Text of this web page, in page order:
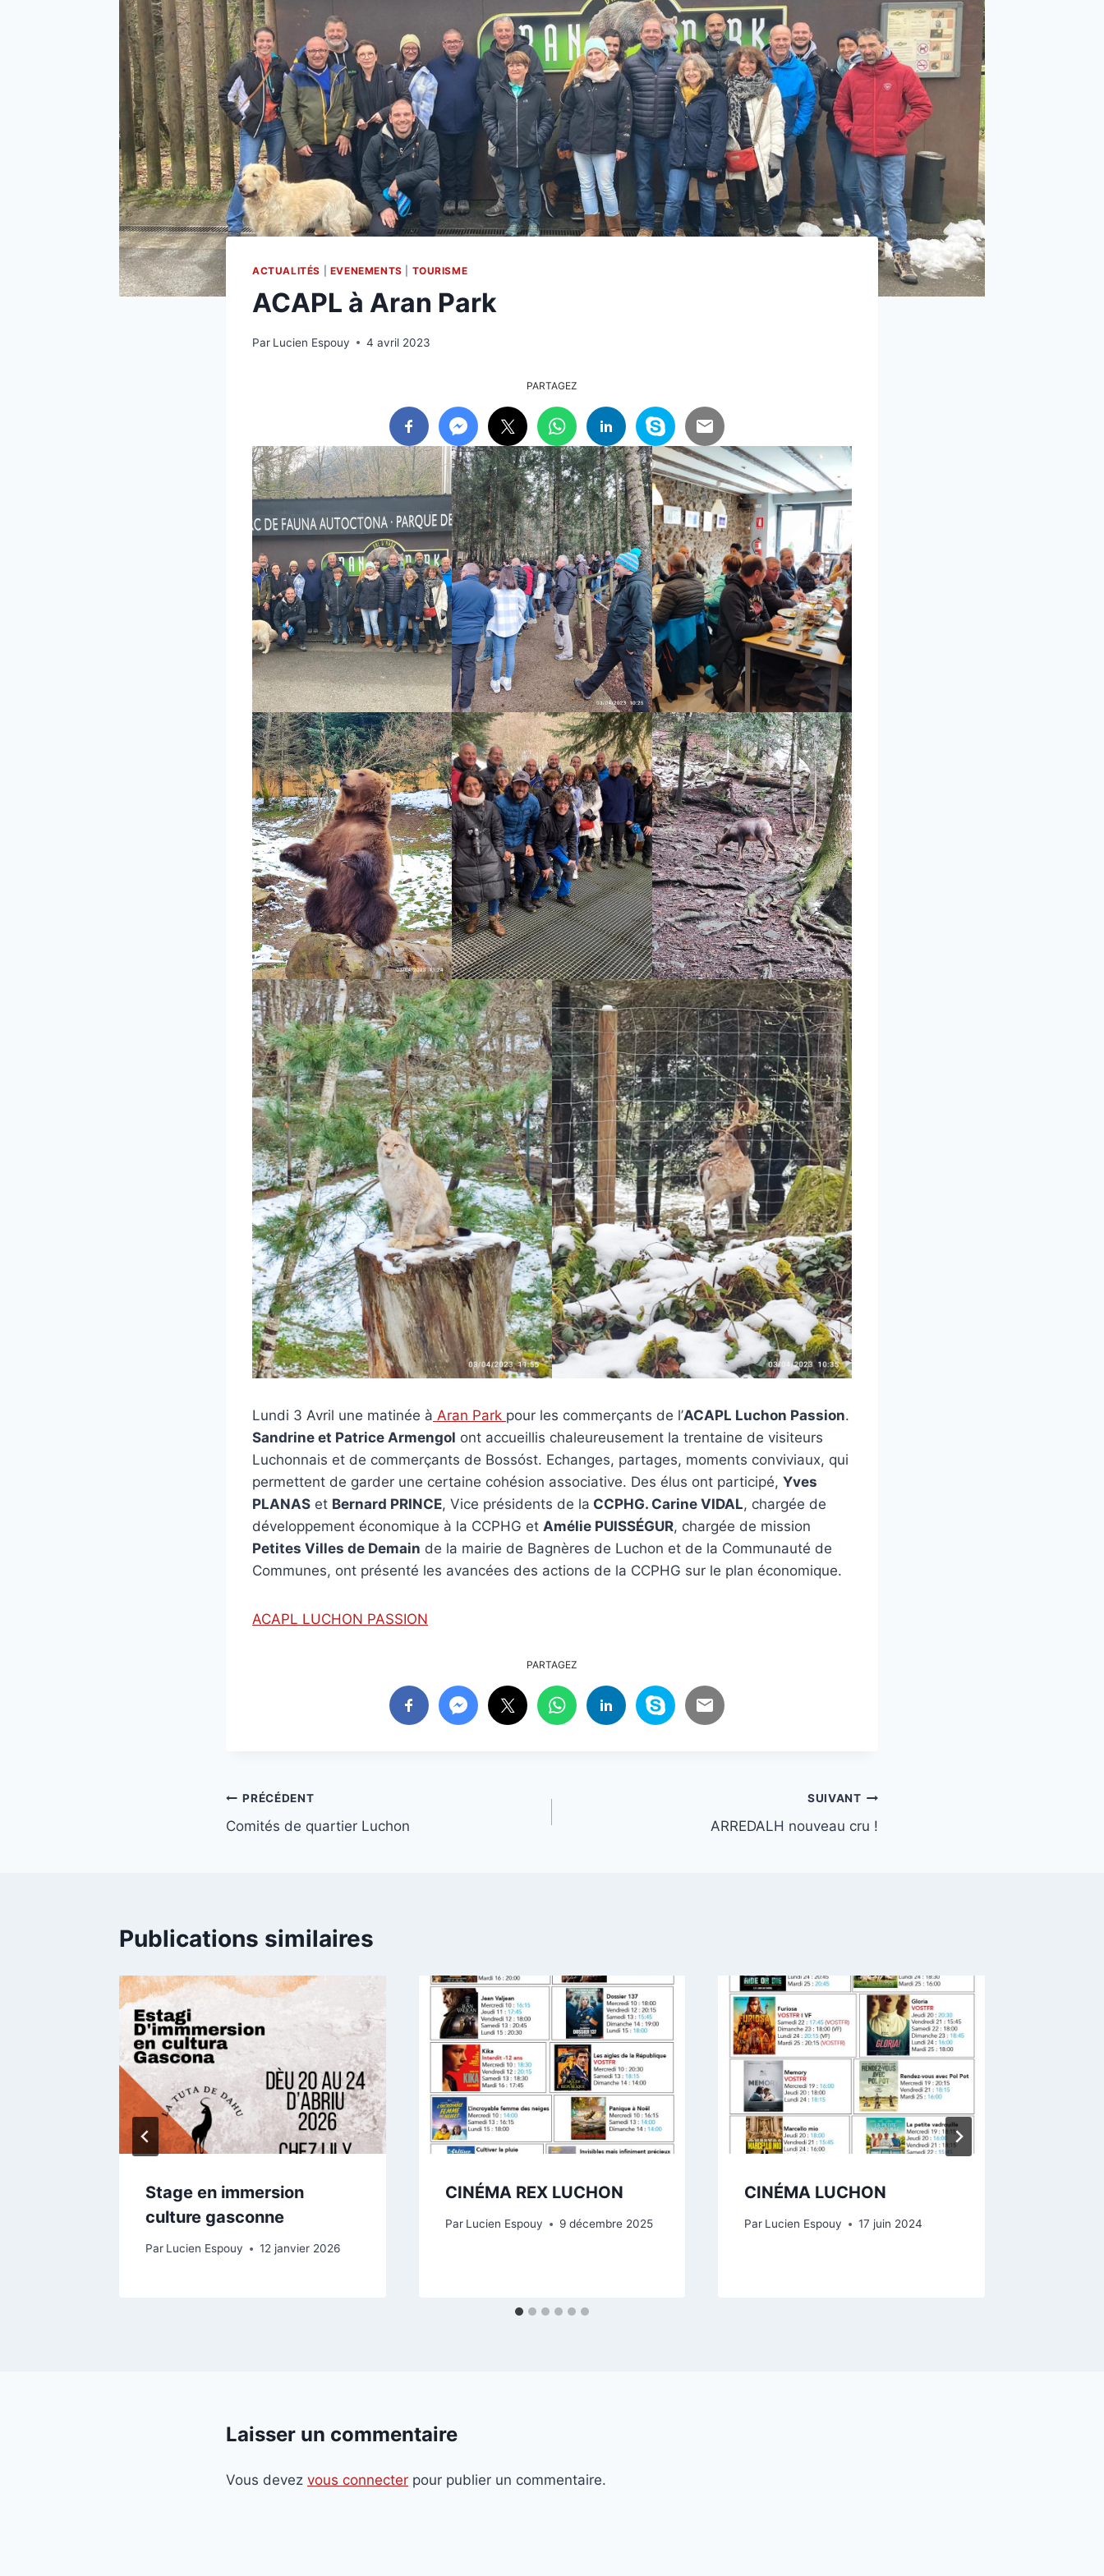
ACTUALITÉS EVENEMENTS TOURISME
ACAPL à Aran Park
Par Lucien Espouy 4 avril 2023
PARTAGEZ
Lundi 3 Avril une matinée à Aran Park pour les commerçants de l’ACAPL Luchon Passion.
Sandrine et Patrice Armengol ont accueillis chaleureusement la trentaine de visiteurs
Luchonnais et de commerçants de Bossóst. Echanges, partages, moments conviviaux, qui
permettent de garder une certaine cohésion associative. Des élus ont participé, Yves
PLANAS et Bernard PRINCE, Vice présidents de la CCPHG. Carine VIDAL, chargée de
développement économique à la CCPHG et Amélie PUISSÉGUR, chargée de mission
Petites Villes de Demain de la mairie de Bagnères de Luchon et de la Communauté de
Communes, ont présenté les avancées des actions de la CCPHG sur le plan économique.
ACAPL LUCHON PASSION
PARTAGEZ
Navigation
de
PRÉCÉDENT
Comités de quartier Luchon
SUIVANT
ARREDALH nouveau cru !
Publications similaires
Stage en immersion
culture gasconne
Par Lucien Espouy 12 janvier 2026
CINÉMA REX LUCHON
Par Lucien Espouy 9 décembre 2025
CINÉMA LUCHON
Par Lucien Espouy 17 juin 2024
Laisser un commentaire
Vous devez vous connecter pour publier un commentaire.